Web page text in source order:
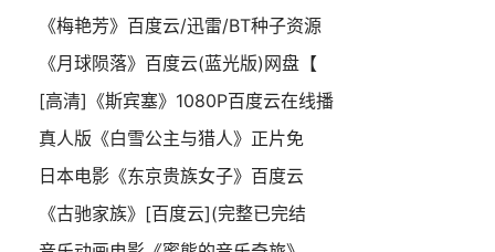
《梅艳芳》百度云/迅雷/BT种子资源
《月球陨落》百度云(蓝光版)网盘【
[高清]《斯宾塞》1080P百度云在线播
真人版《白雪公主与猎人》正片免
日本电影《东京贵族女子》百度云
《古驰家族》[百度云](完整已完结